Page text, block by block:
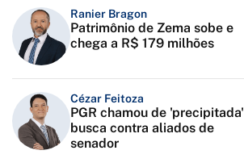
Ranier Bragon
Patrimônio de Zema sobe e
chega a R$ 179 milhões
Cézar Feitoza
PGR chamou de 'precipitada'
busca contra aliados de
senador